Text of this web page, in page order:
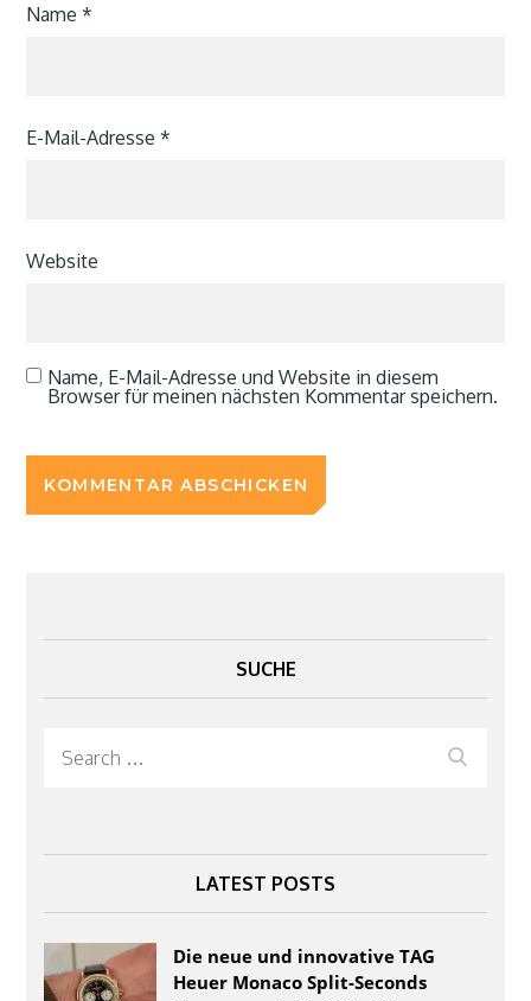
Name*
E-Mail-Adresse*
Website
Name, E-Mail-Adresse und Website in diesem
Browser für meinen nächsten Kommentar speichern.
SUCHE
Search
LATEST POSTS
Die neue und innovative TAG
Heuer Monaco Split-Seconds